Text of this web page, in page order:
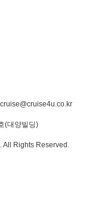
(대양빌딩)
All Rights Reserved.